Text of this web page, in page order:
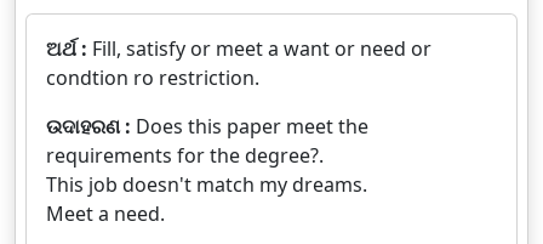
ଅର୍ଥ : Fill, satisfy or meet a want or need or
condtion ro restriction.
ଉଦାହରଣ : Does this paper meet the
requirements for the degree?.
This job doesn't match my dreams.
Meet a need.